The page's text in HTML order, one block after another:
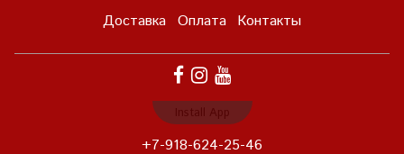
Доставка Оплата Контакты
+7-918-624-25-46
Install App